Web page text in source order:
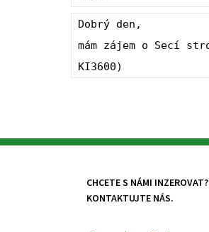
CHCETE S NÁMI INZEROVAT?
KONTAKTUJTE NÁS.